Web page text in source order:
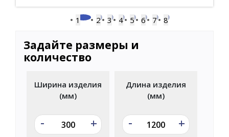
1 2 3 4 5 6 7 8
Задайте размеры и
количество
Ширина изделия
(мм)
- +
Длина изделия
(мм)
- +